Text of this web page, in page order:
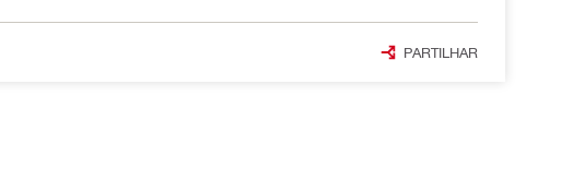
PARTILHAR